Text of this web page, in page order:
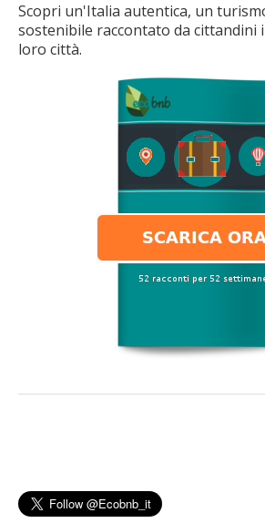
Scopri un'Italia autentica, un
sostenibile raccontato da cittandini
loro città.